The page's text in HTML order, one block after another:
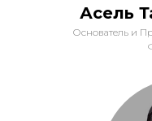
Асель
Основатель и